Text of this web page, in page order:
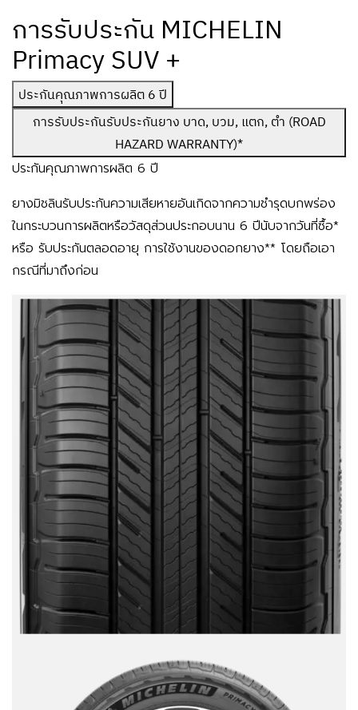
การรับประกัน MICHELIN
Primacy SUV +
ประกันคุณภาพการผลิต 6 ปี
การรับประกันรับประกันยาง บาด, บวม, แตก, ตำ (ROAD
HAZARD WARRANTY)*
ประกันคุณภาพการผลิต 6 ปี
ยางมิชลินรับประกันความเสียหายอันเกิดจากความชำรุดบกพร่อง
ในกระบวนการผลิตหรือวัสดุส่วนประกอบนาน 6 ปีนับจากวันที่ซื้อ*
หรือ รับประกันตลอดอายุ การใช้งานของดอกยาง** โดยถือเอา
กรณีที่มาถึงก่อน